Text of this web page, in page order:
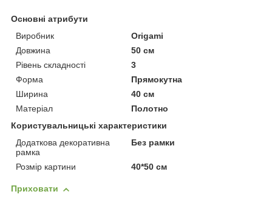
Основні атрибути
Виробник
Origami
Довжина
50 см
Рівень складності
3
Форма
Прямокутна
Ширина
40 см
Матеріал
Полотно
Користувальницькі характеристики
Додаткова декоративна
рамка
Без рамки
Розмір картини 40*50 см
Приховати